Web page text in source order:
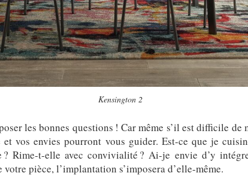
Kensington 2
les bonnes questions ! Car même s’il est difficile
vos envies pourront vous guider. Est-ce que je
Rime-t-elle avec convivialité ? Ai-je envie d’y
pièce, l’implantation s’imposera d’elle-même.